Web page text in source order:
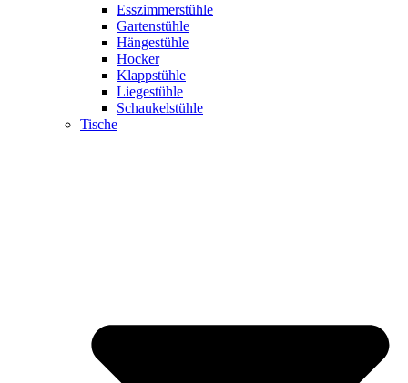
Esszimmerstühle
Gartenstühle
Hängestühle
Hocker
Klappstühle
Liegestühle
Schaukelstühle
Tische